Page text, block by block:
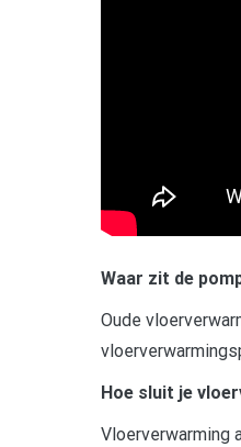
Waar zit de
Oude
Hoe sluit je
Vloerverwarming